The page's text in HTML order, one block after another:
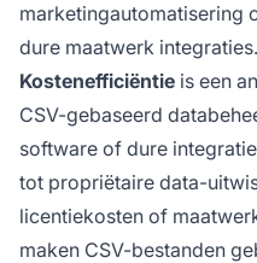
marketingautomatisering
dure maatwerk integraties.
Kostenefficiëntie is een
CSV-gebaseerd
software of dure
tot propriëtaire data-
licentiekosten of
maken CSV-bestanden